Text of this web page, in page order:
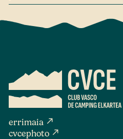
errimaia north_east
cvcephoto north_east